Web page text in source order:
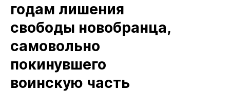
годам лишения
свободы новобранца,
самовольно
покинувшего
воинскую часть